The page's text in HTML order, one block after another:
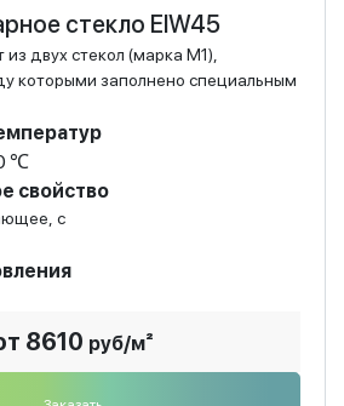
стекло EIW45
из двух стекол (марка М1),
которыми заполнено специальным
℃
свойство
с
8610 руб/м²